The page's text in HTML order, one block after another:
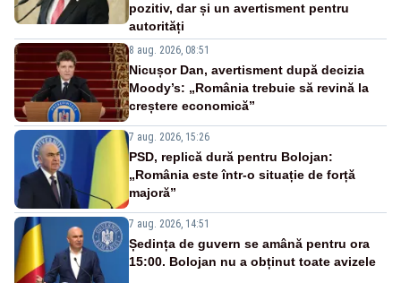
pozitiv, dar și un avertisment pentru
autorități
8 aug. 2026, 08:51
Nicușor Dan, avertisment după decizia
Moody’s: „România trebuie să revină la
creștere economică”
7 aug. 2026, 15:26
PSD, replică dură pentru Bolojan:
„România este într-o situație de forță
majoră”
7 aug. 2026, 14:51
Ședința de guvern se amână pentru ora
15:00. Bolojan nu a obținut toate avizele